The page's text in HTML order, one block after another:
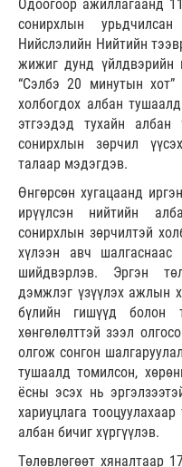
Одоогоор ажиллагаанд
сонирхлын
Нийслэлийн Нийтийн
жижиг дунд үйлдвэрийн
“Сэлбэ 20 минутын хот”
холбогдох албан
этгээдэд тухайн албан
сонирхлын зөрчил
талаар мэдэгдэв.
Өнгөрсөн хугацаанд
ирүүлсэн нийтийн
сонирхлын зөрчилтэй
хүлээн авч
шийдвэрлэв. Эргэн
дэмжлэг үзүүлэх ажлын
бүлийн гишүүд болон
хөнгөлөлттэй зээл
олгож сонгон
тушаалд томилсон,
ёсны эсэх нь
хариуцлага
албан бичиг хүргүүлэв.
Төлөвлөгөөт хяналтаар